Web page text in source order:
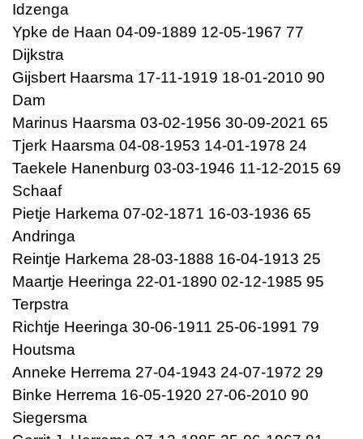
Idzenga
Ypke de Haan 04-09-1889 12-05-1967 77
Dijkstra
Gijsbert Haarsma 17-11-1919 18-01-2010 90
Dam
Marinus Haarsma 03-02-1956 30-09-2021 65
Tjerk Haarsma 04-08-1953 14-01-1978 24
Taekele Hanenburg 03-03-1946 11-12-2015 69
Schaaf
Pietje Harkema 07-02-1871 16-03-1936 65
Andringa
Reintje Harkema 28-03-1888 16-04-1913 25
Maartje Heeringa 22-01-1890 02-12-1985 95
Terpstra
Richtje Heeringa 30-06-1911 25-06-1991 79
Houtsma
Anneke Herrema 27-04-1943 24-07-1972 29
Binke Herrema 16-05-1920 27-06-2010 90
Siegersma